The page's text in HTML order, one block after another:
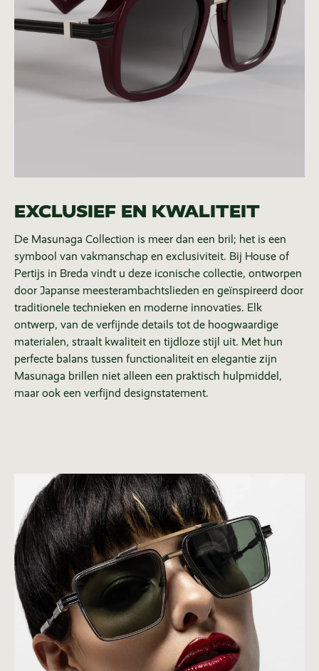
EXCLUSIEF EN KWALITEIT
De Masunaga Collection is meer dan een bril; het is een
symbool van vakmanschap en exclusiviteit. Bij House of
Pertijs in Breda vindt u deze iconische collectie, ontworpen
door Japanse meesterambachtslieden en geïnspireerd door
traditionele technieken en moderne innovaties. Elk
ontwerp, van de verfijnde details tot de hoogwaardige
materialen, straalt kwaliteit en tijdloze stijl uit. Met hun
perfecte balans tussen functionaliteit en elegantie zijn
Masunaga brillen niet alleen een praktisch hulpmiddel,
maar ook een verfijnd designstatement.